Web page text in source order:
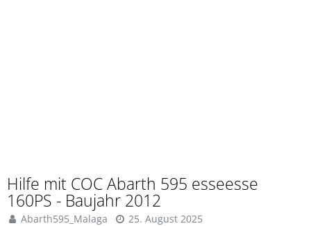
Hilfe mit COC Abarth 595 esseesse
160PS - Baujahr 2012
Abarth595_Malaga 25. August 2025